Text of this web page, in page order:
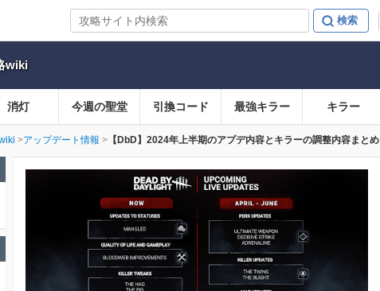
wiki
消灯 今週の聖堂 引換コード 最強キラー キラー
アップデート情報 【DbD】2024年上半期のアプデ内容とキラーの調整内容まとめ